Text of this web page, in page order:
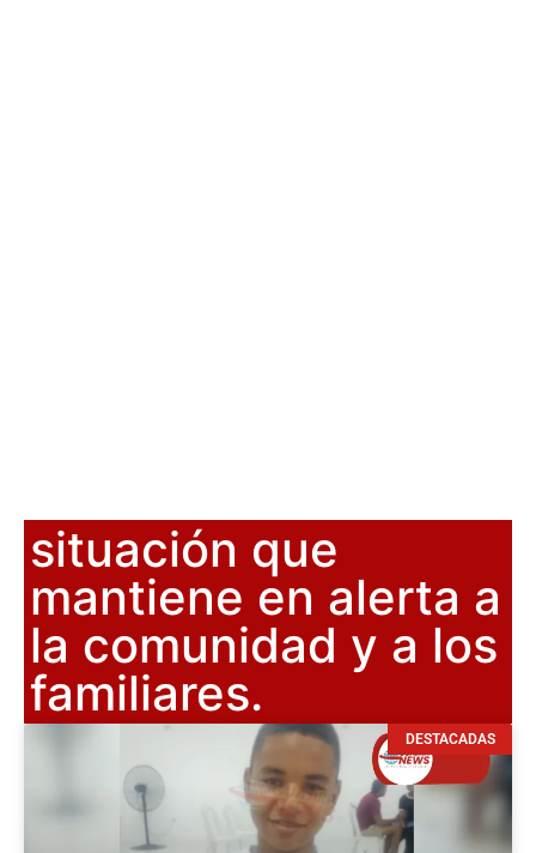
situación que
mantiene en alerta a
la comunidad y a los
familiares.
DESTACADAS